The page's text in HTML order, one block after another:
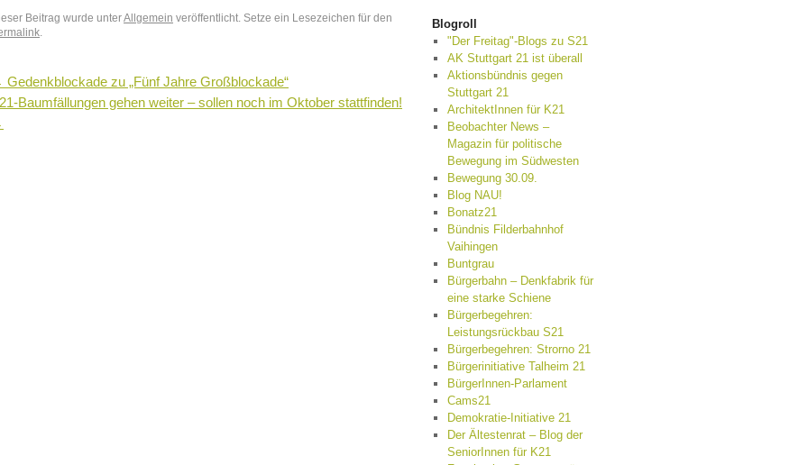
Beitrag wurde unterAllgemein veröffentlicht. Setze ein Lesezeichen für den
Gedenkblockade zu „Fünf Jahre Großblockade“
Baumfällungen gehen weiter – sollen noch im Oktober stattfinden!
Blogroll
"Der Freitag"-Blogs zu S21
AK Stuttgart 21 ist überall
Aktionsbündnis gegen
Stuttgart 21
ArchitektInnen für K21
Beobachter News –
Magazin für politische
Bewegung im Südwesten
Bewegung 30.09.
Blog NAU!
Bonatz21
Bündnis Filderbahnhof
Vaihingen
Buntgrau
Bürgerbahn – Denkfabrik für
eine starke Schiene
Bürgerbegehren:
Leistungsrückbau S21
Bürgerbegehren: Strorno 21
Bürgerinitiative Talheim 21
BürgerInnen-Parlament
Cams21
Demokratie-Initiative 21
Der Ältestenrat – Blog der
SeniorInnen für K21